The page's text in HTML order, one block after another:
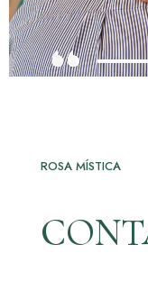
ROSA MÍSTICA